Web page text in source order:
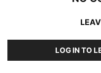
LOG IN TO